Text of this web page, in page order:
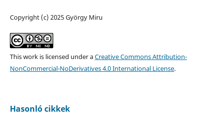
Copyright (c) 2025 György Miru
This work is licensed under aCreative Commons Attribution-
NonCommercial-NoDerivatives 4.0 International License.
Hasonló cikkek